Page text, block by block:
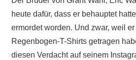
heute dafür, dass er behauptet
ermordet worden. Und zwar, weil
Regenbogen-T-Shirts getragen
diesen Verdacht auf seinem